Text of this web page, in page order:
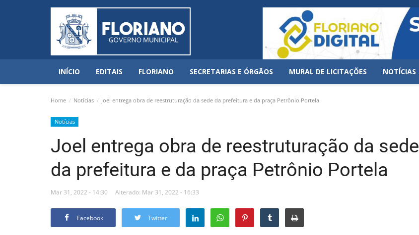
INÍCIO EDITAIS FLORIANO SECRETARIAS E ÓRGÃOS MURAL DE LICITAÇÕES NOTÍCIAS
Home Notícias Joel entrega obra de reestruturação da sede da prefeitura e da praça Petrônio Portela
Notícias
Joel entrega obra de reestruturação da sede
da prefeitura e da praça Petrônio Portela
Mar 31, 2022 - 14:30 Alterado: Mar 31, 2022 - 16:33
Facebook Twitter